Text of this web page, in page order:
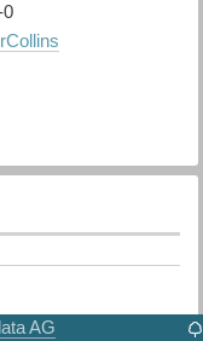
0
AG